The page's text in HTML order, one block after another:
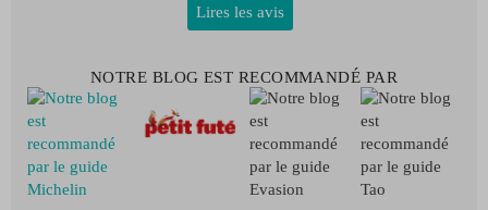
Lires les avis
NOTRE BLOG EST RECOMMANDÉ PAR